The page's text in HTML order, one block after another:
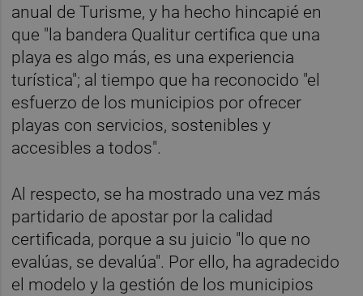
anual de Turisme, y ha hecho hincapié en
que "la bandera Qualitur certifica que una
playa es algo más, es una experiencia
turística"; al tiempo que ha reconocido "el
esfuerzo de los municipios por ofrecer
playas con servicios, sostenibles y
accesibles a todos".
Al respecto, se ha mostrado una vez más
partidario de apostar por la calidad
certificada, porque a su juicio "lo que no
evalúas, se devalúa". Por ello, ha agradecido
el modelo y la gestión de los municipios